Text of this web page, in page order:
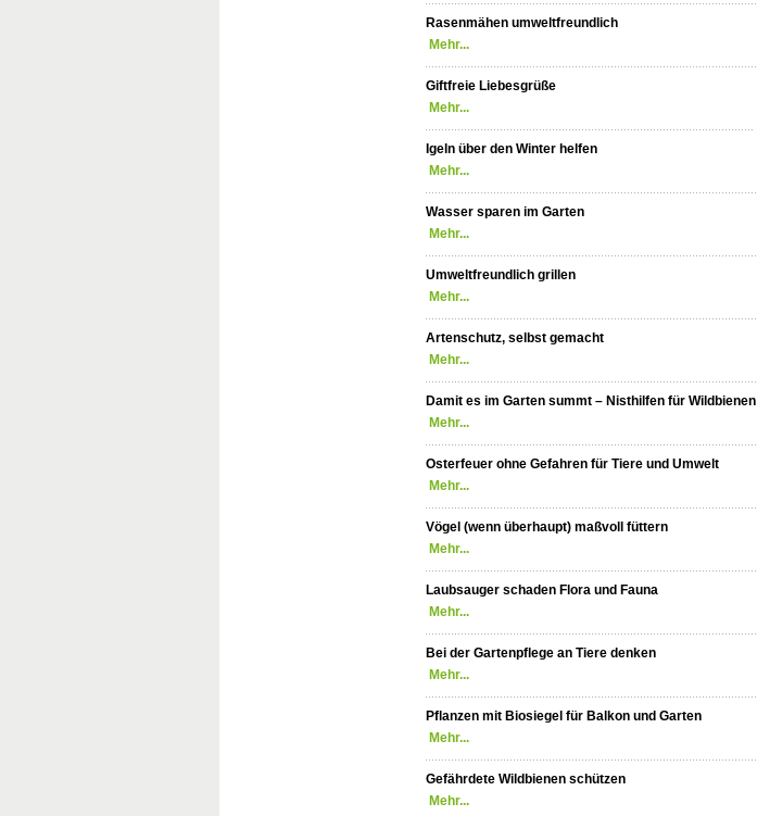
Rasenmähen umweltfreundlich
Mehr...
Giftfreie Liebesgrüße
Mehr...
Igeln über den Winter helfen
Mehr...
Wasser sparen im Garten
Mehr...
Umweltfreundlich grillen
Mehr...
Artenschutz, selbst gemacht
Mehr...
Damit es im Garten summt – Nisthilfen für Wildbienen
Mehr...
Osterfeuer ohne Gefahren für Tiere und Umwelt
Mehr...
Vögel (wenn überhaupt) maßvoll füttern
Mehr...
Laubsauger schaden Flora und Fauna
Mehr...
Bei der Gartenpflege an Tiere denken
Mehr...
Pflanzen mit Biosiegel für Balkon und Garten
Mehr...
Gefährdete Wildbienen schützen
Mehr...